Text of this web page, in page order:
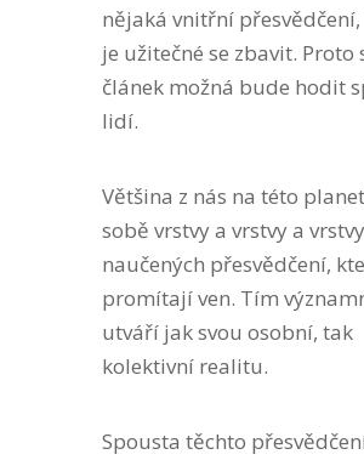
nějaká vnitřní
je užitečné se zbavit. Proto
článek možná bude hodit
lidí.
Většina z nás na této
sobě vrstvy a vrstvy a vrstvy
naučených přesvědčení,
promítají ven. Tím
utváří jak svou osobní, tak
kolektivní realitu.
Spousta těchto